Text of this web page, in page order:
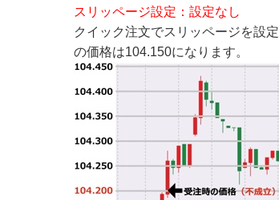
スリッページ設定：設定なし
クイック注文でスリッページを設
の価格は104.150になります。